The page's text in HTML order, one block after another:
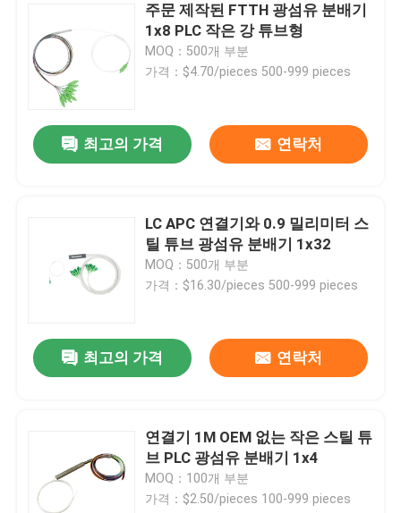
주문 제작된 FTTH 광섬유 분배기
1x8 PLC 작은 강 튜브형
MOQ：500개 부분
가격：$4.70/pieces 500-999 pieces
최고의 가격 연락처
LC APC 연결기와 0.9 밀리미터 스
틸 튜브 광섬유 분배기 1x32
MOQ：500개 부분
가격：$16.30/pieces 500-999 pieces
최고의 가격 연락처
연결기 1M OEM 없는 작은 스틸 튜
브 PLC 광섬유 분배기 1x4
MOQ：100개 부분
가격：$2.50/pieces 100-999 pieces